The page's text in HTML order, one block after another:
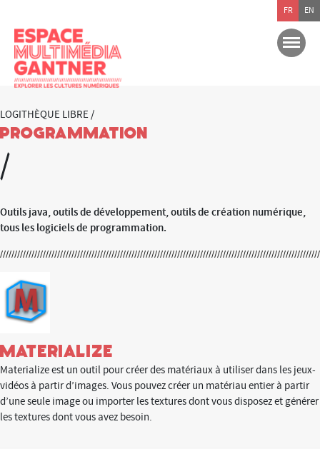
LOGITHÈQUE LIBRE /
Programmation
/
Outils java, outils de développement, outils de création numérique,
tous les logiciels de programmation.
Materialize
Materialize est un outil pour créer des matériaux à utiliser dans les jeux-
vidéos à partir d’images. Vous pouvez créer un matériau entier à partir
d’une seule image ou importer les textures dont vous disposez et générer
les textures dont vous avez besoin.
FR EN